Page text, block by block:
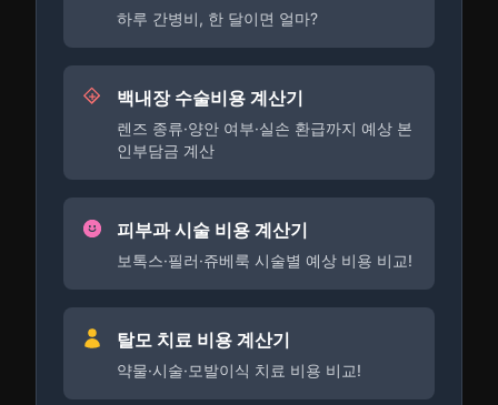
하루 간병비, 한 달이면 얼마?
백내장 수술비용 계산기
렌즈 종류·양안 여부·실손 환급까지 예상 본
인부담금 계산
피부과 시술 비용 계산기
보톡스·필러·쥬베룩 시술별 예상 비용 비교!
탈모 치료 비용 계산기
약물·시술·모발이식 치료 비용 비교!